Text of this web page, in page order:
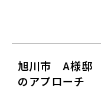
旭川市 A様邸
のアプローチ